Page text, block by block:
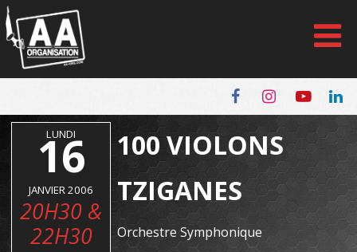
Panneau de gestion des cookies
LUNDI
16
JANVIER 2006
20H30 &
22H30
100 VIOLONS
TZIGANES
Orchestre Symphonique